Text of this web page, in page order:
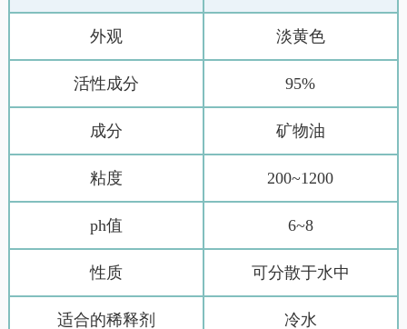
外观
活性成分
成分
粘度
ph值
性质
适合的稀释剂
淡黄色
95%
矿物油
200~1200
6~8
可分散于水中
冷水